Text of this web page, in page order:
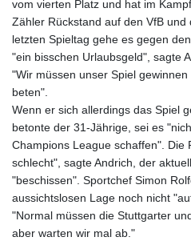
vom vierten Platz und hat im
Zähler Rückstand auf den VfB und
letzten Spieltag gehe es gegen
"ein bisschen Urlaubsgeld", sagte
"Wir müssen unser Spiel
beten".
Wenn er sich allerdings das Spiel
betonte der 31-Jährige, sei es
Champions League schaffen". Die
schlecht", sagte Andrich, der
"beschissen". Sportchef Simon
aussichtslosen Lage noch nicht
"Normal müssen die Stuttgarter
aber warten wir mal ab."